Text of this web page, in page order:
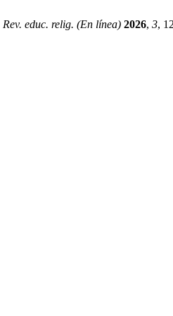
Rev. educ. relig. (En línea) 2026, 3,